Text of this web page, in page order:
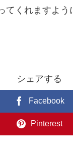
くれますよう
シェアする
Facebook
Pinterest